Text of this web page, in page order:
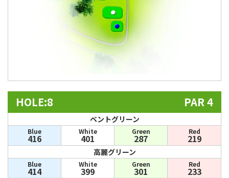
HOLE:8 PAR 4
ベントグリーン
Blue
416
White
401
Green
287
Red
219
高麗グリーン
Blue
414
White
399
Green
301
Red
233